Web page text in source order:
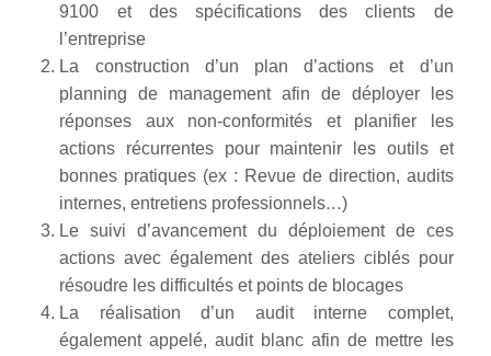
9100 et des spécifications des clients de
l’entreprise
La construction d’un plan d’actions et d’un
planning de management afin de déployer les
réponses aux non-conformités et planifier les
actions récurrentes pour maintenir les outils et
bonnes pratiques (ex : Revue de direction, audits
internes, entretiens professionnels…)
Le suivi d’avancement du déploiement de ces
actions avec également des ateliers ciblés pour
résoudre les difficultés et points de blocages
La réalisation d’un audit interne complet,
également appelé, audit blanc afin de mettre les